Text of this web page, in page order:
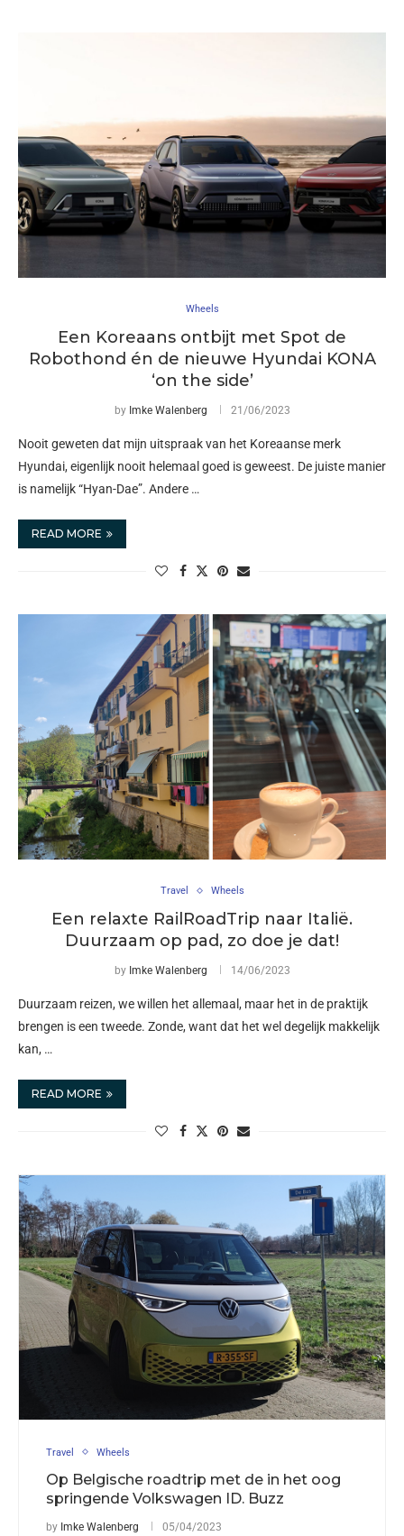
Wheels
Een Koreaans ontbijt met Spot de
Robothond én de nieuwe Hyundai KONA
‘on the side’
by Imke Walenberg 21/06/2023
Nooit geweten dat mijn uitspraak van het Koreaanse merk
Hyundai, eigenlijk nooit helemaal goed is geweest. De juiste manier
is namelijk “Hyan-Dae”. Andere …
READ MORE
Travel Wheels
Een relaxte RailRoadTrip naar Italië.
Duurzaam op pad, zo doe je dat!
by Imke Walenberg 14/06/2023
Duurzaam reizen, we willen het allemaal, maar het in de praktijk
brengen is een tweede. Zonde, want dat het wel degelijk makkelijk
kan, …
READ MORE
Travel Wheels
Op Belgische roadtrip met de in het oog
springende Volkswagen ID. Buzz
by Imke Walenberg 05/04/2023